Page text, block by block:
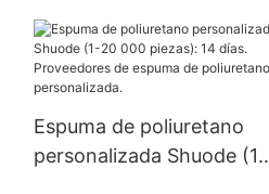
Negociable (días)
>=30000 Piezas US.7
Proveedores
Espuma de poliuretano
personalizada Shuode (1-